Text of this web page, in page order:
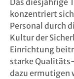
Das diesjährige
konzentriert
Personal durch
Kultur der
Einrichtung
starke
dazu ermutigen